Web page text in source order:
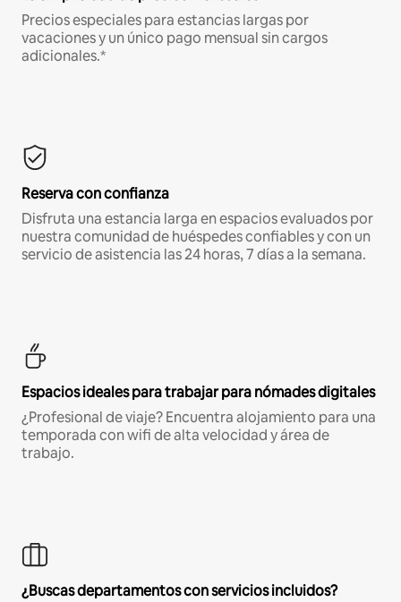
Precios especiales para estancias largas por
vacaciones y un único pago mensual sin cargos
adicionales.*
Reserva con confianza
Disfruta una estancia larga en espacios evaluados por
nuestra comunidad de huéspedes confiables y con un
servicio de asistencia las 24 horas, 7 días a la semana.
Espacios ideales para trabajar para nómades digitales
¿Profesional de viaje? Encuentra alojamiento para una
temporada con wifi de alta velocidad y área de
trabajo.
¿Buscas departamentos con servicios incluidos?